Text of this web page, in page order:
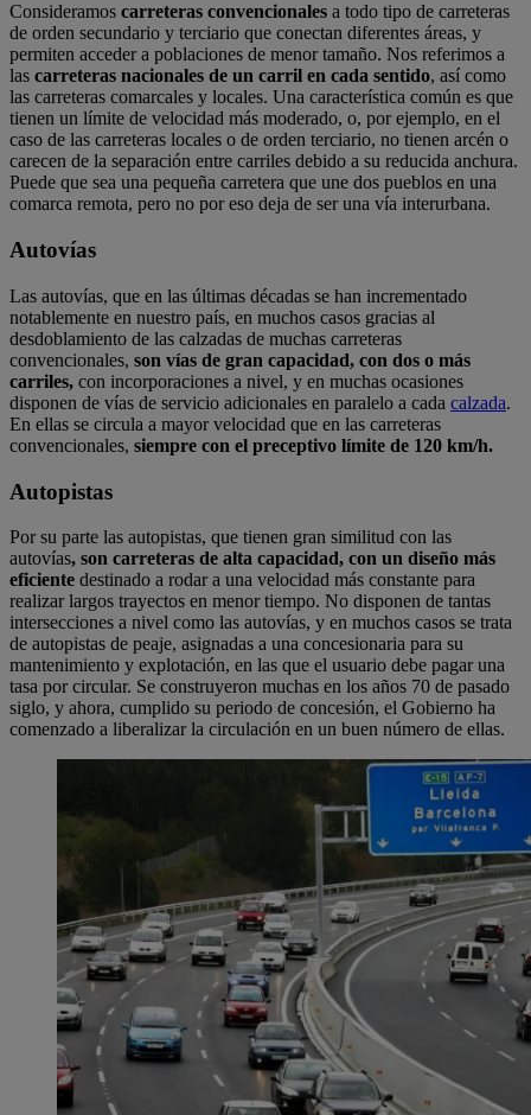
Consideramos carreteras convencionales a todo tipo de carreteras
de orden secundario y terciario que conectan diferentes áreas, y
permiten acceder a poblaciones de menor tamaño. Nos referimos a
las carreteras nacionales de un carril en cada sentido, así como
las carreteras comarcales y locales. Una característica común es que
tienen un límite de velocidad más moderado, o, por ejemplo, en el
caso de las carreteras locales o de orden terciario, no tienen arcén o
carecen de la separación entre carriles debido a su reducida anchura.
Puede que sea una pequeña carretera que une dos pueblos en una
comarca remota, pero no por eso deja de ser una vía interurbana.
Autovías
Las autovías, que en las últimas décadas se han incrementado
notablemente en nuestro país, en muchos casos gracias al
desdoblamiento de las calzadas de muchas carreteras
convencionales, son vías de gran capacidad, con dos o más
carriles, con incorporaciones a nivel, y en muchas ocasiones
disponen de vías de servicio adicionales en paralelo a cada calzada.
En ellas se circula a mayor velocidad que en las carreteras
convencionales, siempre con el preceptivo límite de 120 km/h.
Autopistas
Por su parte las autopistas, que tienen gran similitud con las
autovías, son carreteras de alta capacidad, con un diseño más
eficiente destinado a rodar a una velocidad más constante para
realizar largos trayectos en menor tiempo. No disponen de tantas
intersecciones a nivel como las autovías, y en muchos casos se trata
de autopistas de peaje, asignadas a una concesionaria para su
mantenimiento y explotación, en las que el usuario debe pagar una
tasa por circular. Se construyeron muchas en los años 70 de pasado
siglo, y ahora, cumplido su periodo de concesión, el Gobierno ha
comenzado a liberalizar la circulación en un buen número de ellas.